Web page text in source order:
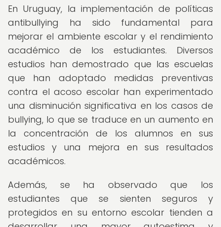
En Uruguay, la implementación de políticas
antibullying ha sido fundamental para
mejorar el ambiente escolar y el rendimiento
académico de los estudiantes. Diversos
estudios han demostrado que las escuelas
que han adoptado medidas preventivas
contra el acoso escolar han experimentado
una disminución significativa en los casos de
bullying, lo que se traduce en un aumento en
la concentración de los alumnos en sus
estudios y una mejora en sus resultados
académicos.
Además, se ha observado que los
estudiantes que se sienten seguros y
protegidos en su entorno escolar tienden a